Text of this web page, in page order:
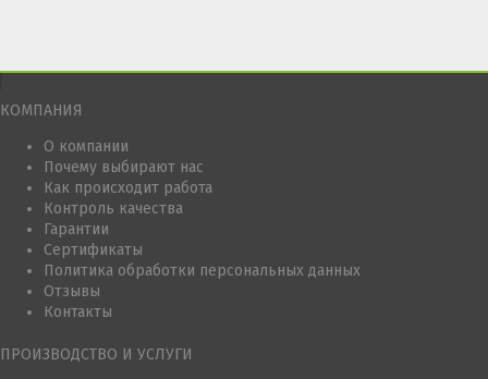
КОМПАНИЯ
О компании
Почему выбирают нас
Как происходит работа
Контроль качества
Гарантии
Сертификаты
Политика обработки персональных данных
Отзывы
Контакты
ПРОИЗВОДСТВО И УСЛУГИ